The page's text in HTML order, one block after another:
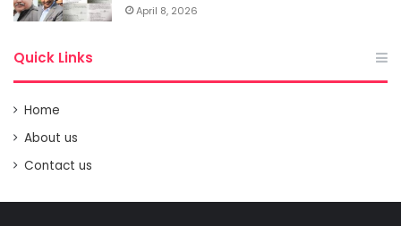
April 8, 2026
Quick Links
Home
About us
Contact us